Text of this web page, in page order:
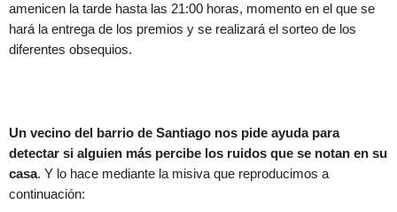
amenicen la tarde hasta las 21:00 horas, momento en el que se
hará la entrega de los premios y se realizará el sorteo de los
diferentes obsequios.
Un vecino del barrio de Santiago nos pide ayuda para
detectar si alguien más percibe los ruidos que se notan en su
casa. Y lo hace mediante la misiva que reproducimos a
continuación: